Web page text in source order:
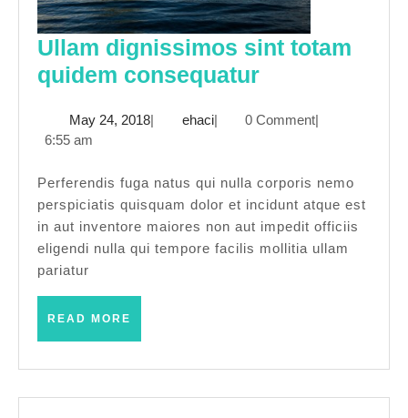
Ullam dignissimos sint totam
quidem consequaturUllam
sint
quidem
consequatur
May 24, 2018May
| ehaciehaci
| 0 Comment|
6:55 am
Perferendis fuga natus qui nulla corporis nemo
perspiciatis quisquam dolor et incidunt atque est
in aut inventore maiores non aut impedit officiis
eligendi nulla qui tempore facilis mollitia ullam
pariatur
READ MORE